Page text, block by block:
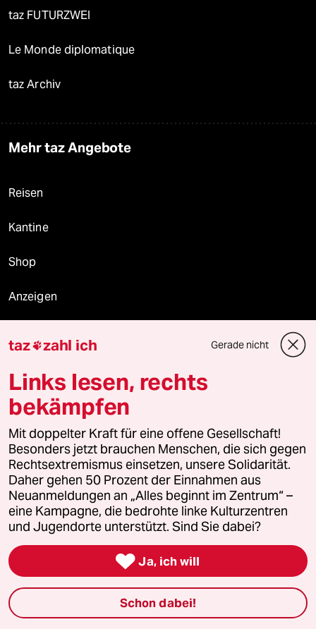
taz FUTURZWEI
Le Monde diplomatique
taz Archiv
Mehr taz Angebote
Reisen
Kantine
Shop
Anzeigen
Feedback
Aboservice
ePaper Login
Downloads für Abonnierende
© 2026 taz Verlags und Vertriebs GmbH
wenden Sie sich bitte an
taz zahl ich Gerade nicht
Links lesen, rechts
bekämpfen
Mit doppelter Kraft für eine offene Gesellschaft!
Besonders jetzt brauchen Menschen, die sich gegen
Rechtsextremismus einsetzen, unsere Solidarität.
Daher gehen 50 Prozent der Einnahmen aus
Neuanmeldungen an „Alles beginnt im Zentrum“ –
eine Kampagne, die bedrohte linke Kulturzentren
und Jugendorte unterstützt. Sind Sie dabei?
 Ja, ich will
Schon dabei!